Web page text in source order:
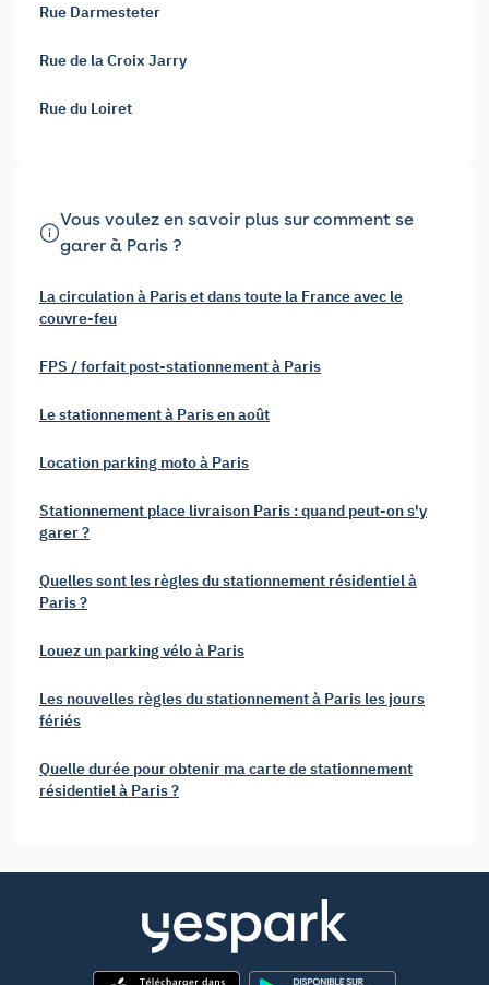
Rue Darmesteter
Rue de la Croix Jarry
Rue du Loiret
Vous voulez en savoir plus sur comment se
garer à Paris ?
La circulation à Paris et dans toute la France avec le
couvre-feu
FPS / forfait post-stationnement à Paris
Le stationnement à Paris en août
Location parking moto à Paris
Stationnement place livraison Paris : quand peut-on s'y
garer ?
Quelles sont les règles du stationnement résidentiel à
Paris ?
Louez un parking vélo à Paris
Les nouvelles règles du stationnement à Paris les jours
fériés
Quelle durée pour obtenir ma carte de stationnement
résidentiel à Paris ?